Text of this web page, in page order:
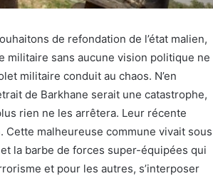
de refondation de l’état malien,
militaire sans aucune vision politique ne
militaire conduit au chaos. N’en
de Barkhane serait une catastrophe,
rien ne les arrêtera. Leur récente
malheureuse commune vivait sous
la barbe de forces super-équipées qui
et pour les autres, s’interposer